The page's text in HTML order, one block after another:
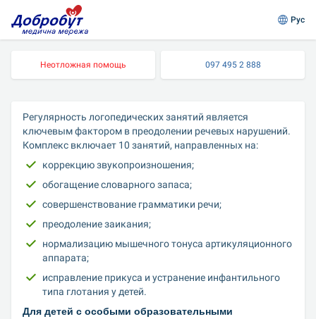
Рус
Неотложная помощь 097 495 2 888
Регулярность логопедических занятий является
ключевым фактором в преодолении речевых нарушений.
Комплекс включает 10 занятий, направленных на:
коррекцию звукопроизношения;
обогащение словарного запаса;
совершенствование грамматики речи;
преодоление заикания;
нормализацию мышечного тонуса артикуляционного
аппарата;
исправление прикуса и устранение инфантильного
типа глотания у детей.
Для детей с особыми образовательными